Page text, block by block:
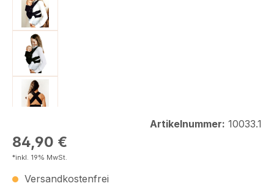
Artikelnummer: 10033.1
Regulärer Preis:
84,90 €
*inkl. 19% MwSt.
Versandkostenfrei